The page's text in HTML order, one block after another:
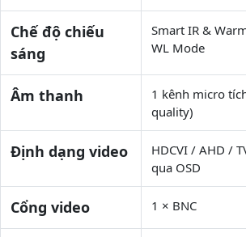
Chế độ chiếu
sáng
Smart IR &
WL Mode
Âm thanh
1 kênh micro
quality)
Định dạng video
HDCVI / AHD /
qua OSD
Cổng video 1 × BNC